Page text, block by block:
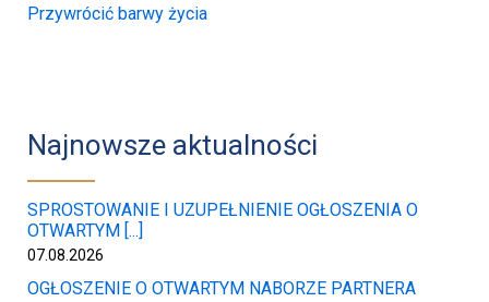
Przywrócić barwy życia
Najnowsze aktualności
SPROSTOWANIE I UZUPEŁNIENIE OGŁOSZENIA O
OTWARTYM [...]
07.08.2026
OGŁOSZENIE O OTWARTYM NABORZE PARTNERA